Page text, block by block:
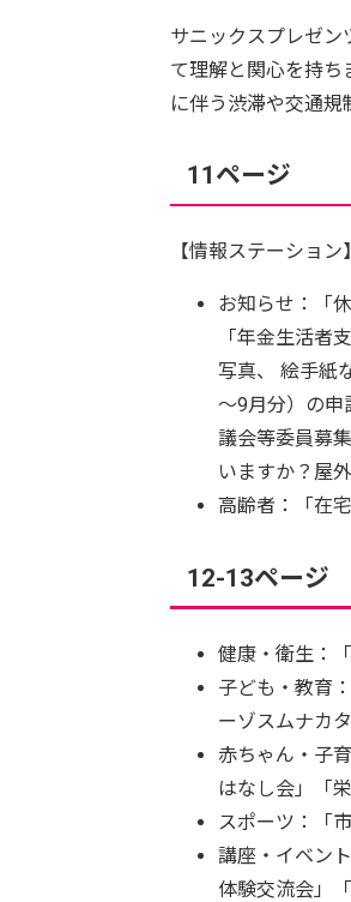
サニックスプレゼン
て理解と関心を持
に伴う渋滞や交通規
11ページ
【情報ステーション】
お知らせ：「
「年金生活者
写真、 絵手紙
～9月分）の
議会等委員募
いますか？屋
高齢者：「在
12-13ページ
健康・衛生：
子ども・教育
ーゾスムナカ
赤ちゃん・子
はなし会」「
スポーツ：「
講座・イベン
体験交流会」